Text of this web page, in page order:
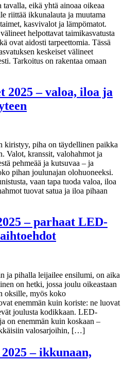
eikä yhtä ainoaa oikeaa
riittää ikkunalauta ja muutama
kasvivalot ja lämpömatot.
helpottavat taimikasvatusta
ovat aidosti tarpeettomia. Tässä
keskeiset välineet
Tarkoitus on rakentaa omaan
2025 – valoa, iloa ja
kiristyy, piha on täydellinen paikka
Valot, kranssit, valohahmot ja
pehmeää ja kutsuvaa – ja
pihan joulunajan olohuoneeksi.
vaan tapa tuoda valoa, iloa
tuovat satua ja iloa pihaan
– parhaat LED-
ja pihalla leijailee ensilumi, on aika
on hetki, jossa joulu oikeastaan
oksille, myös koko
enemmän kuin koriste: ne luovat
joulusta kodikkaan. LED-
on enemmän kuin koskaan –
valosarjoihin, […]
– ikkunaan,